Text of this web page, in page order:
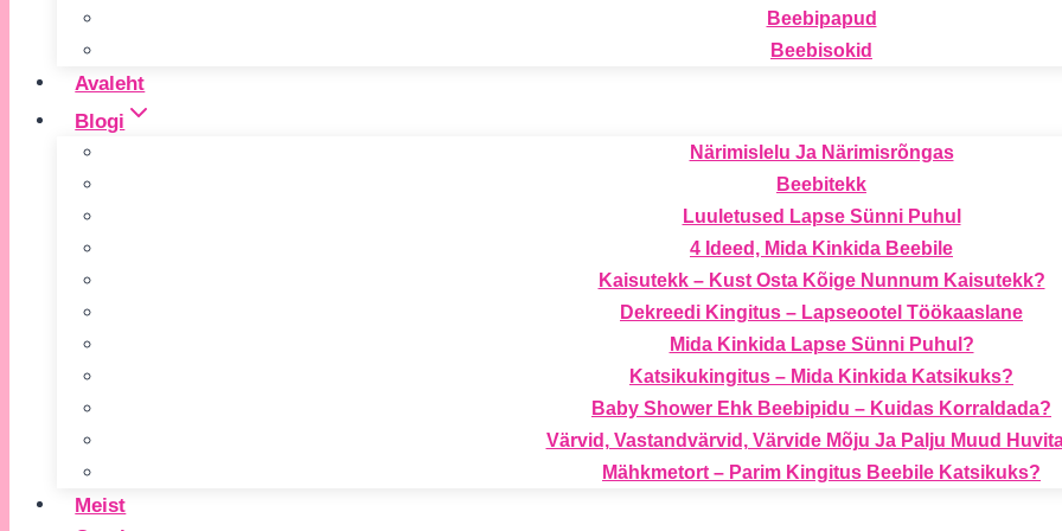
Beebipapud
Beebisokid
Avaleht
Blogi
Närimislelu Ja Närimisrõngas
Beebitekk
Luuletused Lapse Sünni Puhul
4 Ideed, Mida Kinkida Beebile
Kaisutekk – Kust Osta Kõige Nunnum Kaisutekk?
Dekreedi Kingitus – Lapseootel Töökaaslane
Mida Kinkida Lapse Sünni Puhul?
Katsikukingitus – Mida Kinkida Katsikuks?
Baby Shower Ehk Beebipidu – Kuidas Korraldada?
Värvid, Vastandvärvid, Värvide Mõju Ja Palju Muud
Mähkmetort – Parim Kingitus Beebile Katsikuks?
Meist